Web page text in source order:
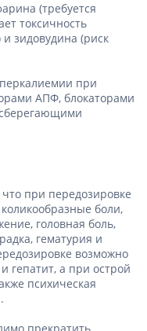
(требуется
токсичность
зидовудина (риск
при
АПФ, блокаторами
при передозировке
боли,
головная боль,
гематурия и
возможно
гепатит, а при острой
психическая